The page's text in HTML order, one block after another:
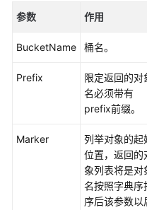
绍
计
说
速
参数 作用
BucketName 桶名。
Prefix
限定返回的对
名必须带有
prefix前缀。
Marker
列举对象的起
位置，返回的
象列表将是对
名按照字典序
序后该参数以